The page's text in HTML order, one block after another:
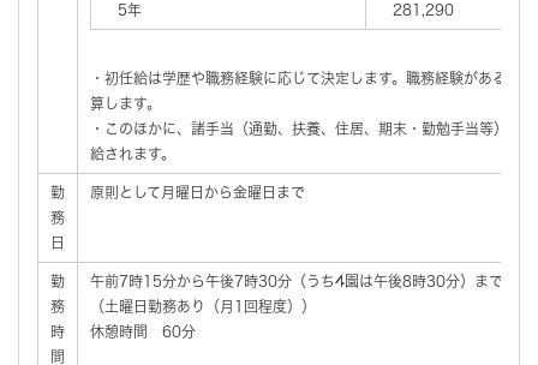
5年 281,290
・初任給は学歴や職務経験に応じて決定します。職務経験がある場
算します。
・このほかに、諸手当（通勤、扶養、住居、期末・勤勉手当等）が
給されます。
勤
務
日
原則として月曜日から金曜日まで
勤
務
時
間
午前7時15分から午後7時30分（うち4園は午後8時30分）までのう
（土曜日勤務あり（月1回程度））
休憩時間 60分